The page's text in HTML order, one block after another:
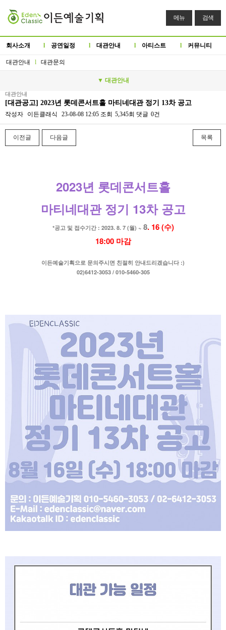
메뉴 검색
회사소개 l 공연일정 l 대관안내 l 아티스트 l 커뮤니티
대관안내 l 대관문의
▼ 대관안내
대관안내
[대관공고] 2023년 롯데콘서트홀 마티네대관 정기 13차 공고
작성자 이든클래식 23-08-08 12:05 조회 5,345회 댓글 0건
이전글 다음글 목록
2023년 롯데콘서트홀
마티네대관 정기 13차 공고
*공고 및 접수기간 : 2023. 8. 7 (월) ~8. 16 (수)
18:00 마감
이든예술기획으로 문의주시면 친절히 안내드리겠습니다 :)
02)6412-3053 / 010-5460-305